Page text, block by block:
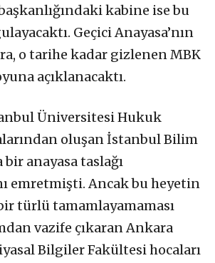
kabine ise bu
Geçici Anayasa’nın
o tarihe kadar gizlenen MBK
açıklanacaktı.
Üniversitesi Hukuk
oluşan İstanbul Bilim
anayasa taslağı
emretmişti. Ancak bu heyetin
türlü tamamlayamaması
vazife çıkaran Ankara
Bilgiler Fakültesi hocaları